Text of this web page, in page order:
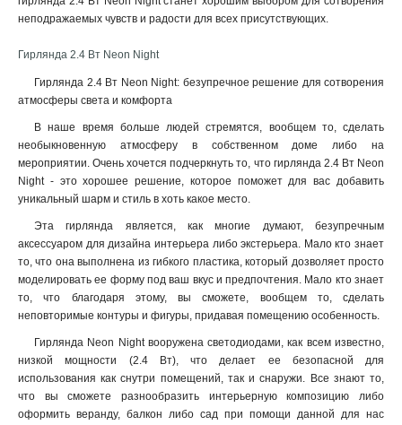
неподражаемых чувств и радости для всех присутствующих.
Гирлянда 2.4 Вт Neon Night
Гирлянда 2.4 Вт Neon Night: безупречное решение для сотворения
атмосферы света и комфорта
В наше время больше людей стремятся, вообщем то, сделать
необыкновенную атмосферу в собственном доме либо на
мероприятии. Очень хочется подчеркнуть то, что гирлянда 2.4 Вт Neon
Night - это хорошее решение, которое поможет для вас добавить
уникальный шарм и стиль в хоть какое место.
Эта гирлянда является, как многие думают, безупречным
аксессуаром для дизайна интерьера либо экстерьера. Мало кто знает
то, что она выполнена из гибкого пластика, который дозволяет просто
моделировать ее форму под ваш вкус и предпочтения. Мало кто знает
то, что благодаря этому, вы сможете, вообщем то, сделать
неповторимые контуры и фигуры, придавая помещению особенность.
Гирлянда Neon Night вооружена светодиодами, как всем известно,
низкой мощности (2.4 Вт), что делает ее безопасной для
использования как снутри помещений, так и снаружи. Все знают то,
что вы сможете разнообразить интерьерную композицию либо
оформить веранду, балкон либо сад при помощи данной для нас